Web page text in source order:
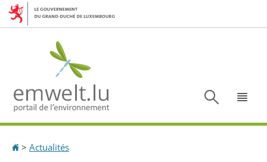
Aller
Aller
Accueil
> Actualités